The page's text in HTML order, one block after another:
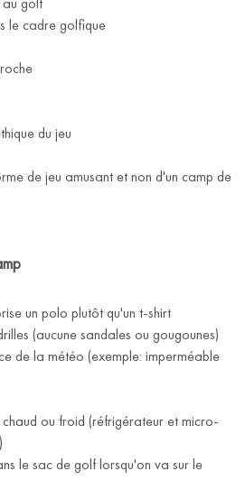
le cadre golfique
du jeu
de jeu amusant et non d'un camp de
un polo plutôt qu'un t-shirt
(aucune sandales ou gougounes)
de la météo (exemple: imperméable
ou froid (réfrigérateur et micro-
le sac de golf lorsqu'on va sur le